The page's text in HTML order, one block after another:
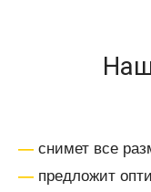
— снимет все
— предложит